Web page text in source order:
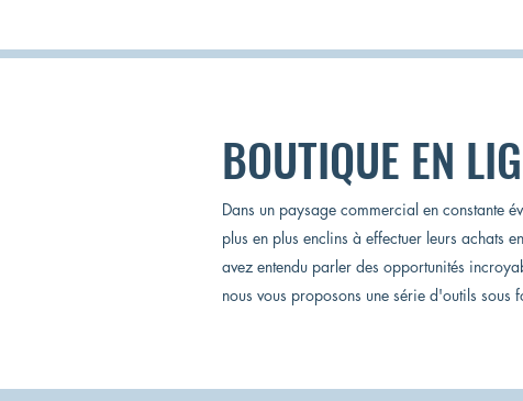
BOUTIQUE EN
Dans un paysage commercial en constante
plus en plus enclins à effectuer leurs achats
avez entendu parler des opportunités
nous vous proposons une série d'outils